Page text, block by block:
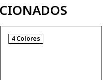
4 Colores